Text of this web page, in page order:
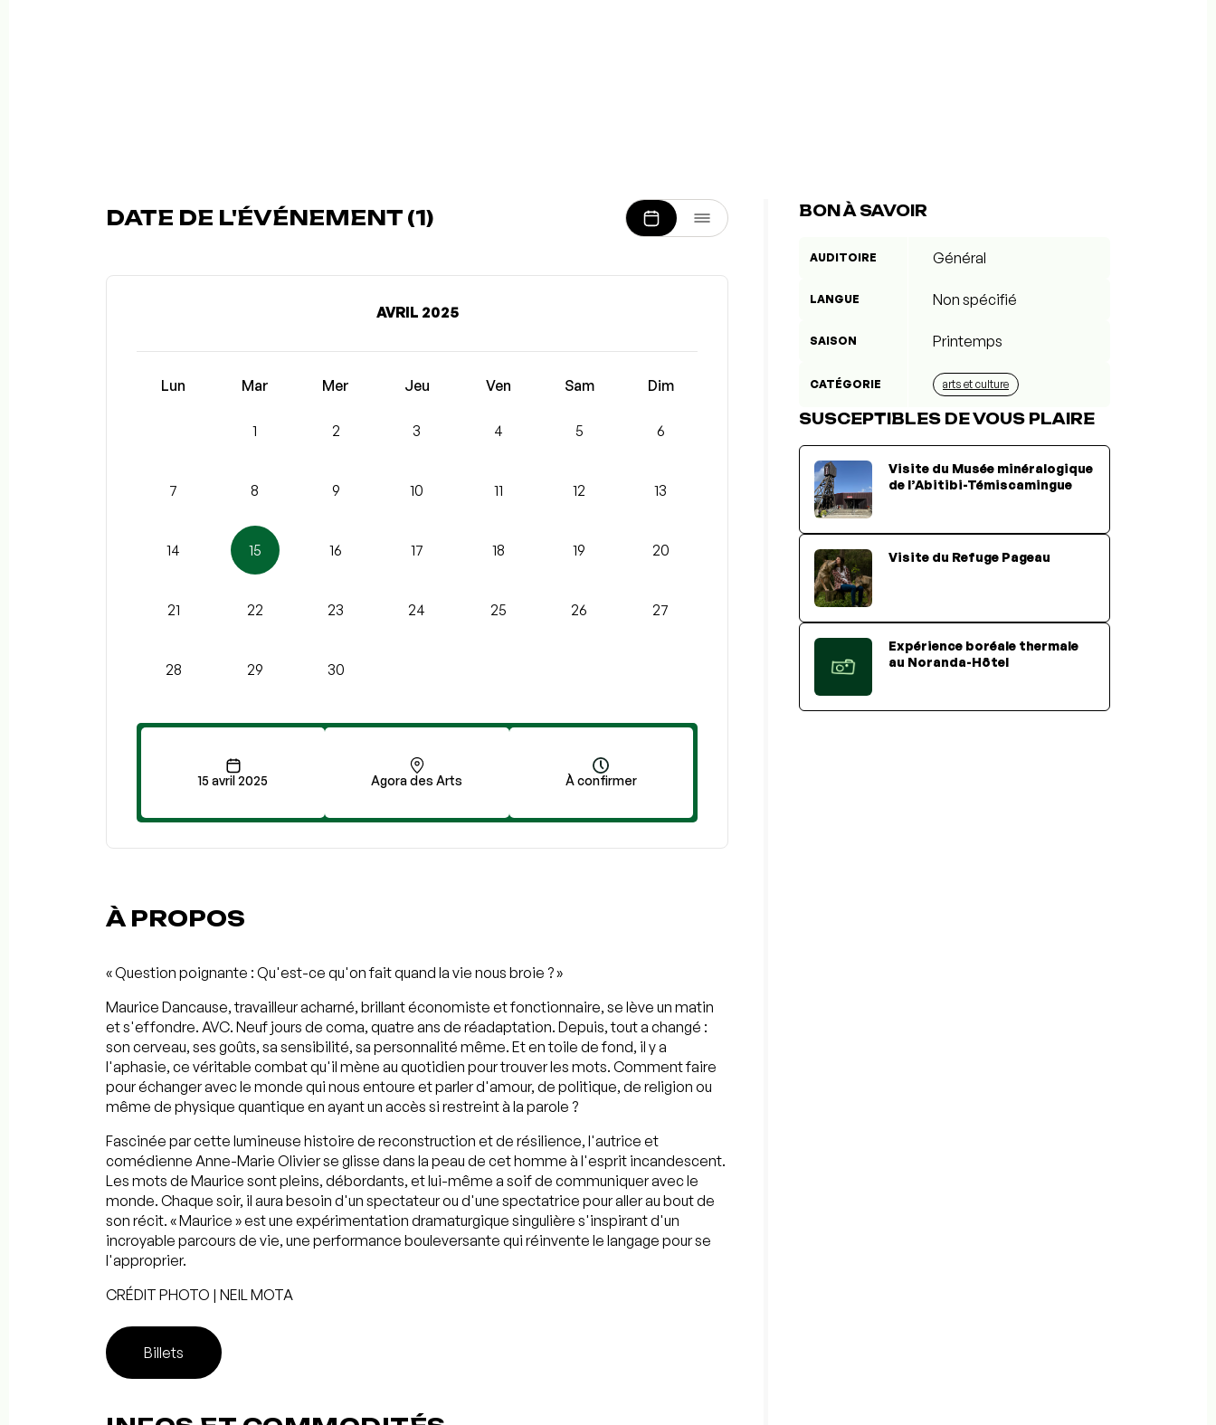
DATE DE L'ÉVÉNEMENT (1)
AVRIL 2025
Lun Mar Mer Jeu Ven Sam Dim
1 2 3 4 5 6
7 8 9 10 11 12 13
14 15 16 17 18 19 20
21 22 23 24 25 26 27
28 29 30
15 avril 2025 Agora des Arts À confirmer
À PROPOS
« Question poignante : Qu'est-ce qu'on fait quand la vie nous broie ? »
Maurice Dancause, travailleur acharné, brillant économiste et fonctionnaire, se lève un matin
et s'effondre. AVC. Neuf jours de coma, quatre ans de réadaptation. Depuis, tout a changé :
son cerveau, ses goûts, sa sensibilité, sa personnalité même. Et en toile de fond, il y a
l'aphasie, ce véritable combat qu'il mène au quotidien pour trouver les mots. Comment faire
pour échanger avec le monde qui nous entoure et parler d'amour, de politique, de religion ou
même de physique quantique en ayant un accès si restreint à la parole ?
Fascinée par cette lumineuse histoire de reconstruction et de résilience, l'autrice et
comédienne Anne-Marie Olivier se glisse dans la peau de cet homme à l'esprit incandescent.
Les mots de Maurice sont pleins, débordants, et lui-même a soif de communiquer avec le
monde. Chaque soir, il aura besoin d'un spectateur ou d'une spectatrice pour aller au bout de
son récit. « Maurice » est une expérimentation dramaturgique singulière s'inspirant d'un
incroyable parcours de vie, une performance bouleversante qui réinvente le langage pour se
l'approprier.
CRÉDIT PHOTO | NEIL MOTA
Billets
BON À SAVOIR
AUDITOIRE Général
LANGUE Non spécifié
SAISON Printemps
CATÉGORIE arts et culture
SUSCEPTIBLES DE VOUS PLAIRE
Visite du Musée minéralogique
de l’Abitibi-Témiscamingue
Visite du Refuge Pageau
Expérience boréale thermale
au Noranda-Hôtel